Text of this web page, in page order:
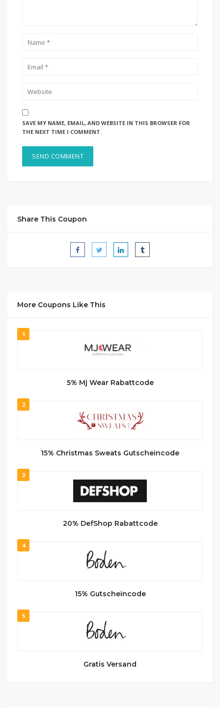
SAVE MY NAME, EMAIL, AND WEBSITE IN THIS BROWSER FOR
THE NEXT TIME I COMMENT.
Share This Coupon
More Coupons Like This
1
5% Mj Wear Rabattcode
2
15% Christmas Sweats Gutscheincode
3
20% DefShop Rabattcode
4
15% Gutscheincode
5
Gratis Versand